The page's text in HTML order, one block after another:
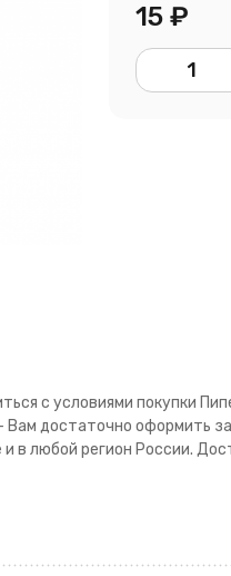
15₽
с условиями покупки
Вам достаточно оформить
и в любой регион России.